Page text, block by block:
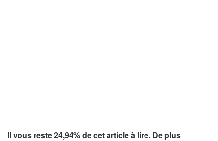
Il vous reste 24,94% de cet article à lire. De plus